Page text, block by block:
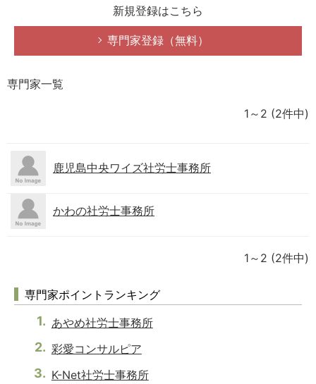
新規登録はこちら
専門家登録（無料）
専門家一覧
1～2 (2件中)
鹿児島中央ワイズ社労士事務所
かわの社労士事務所
1～2 (2件中)
専門家ポイントランキング
あやめ社労士事務所
彩愛コンサルピア
K-Net社労士事務所